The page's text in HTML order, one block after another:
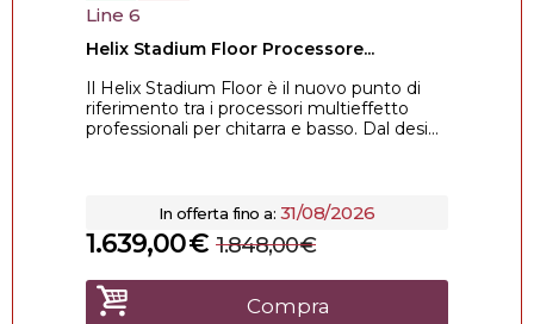
Line 6
Helix Stadium Floor Processore...
Il Helix Stadium Floor è il nuovo punto di
riferimento tra i processori multieffetto
professionali per chitarra e basso. Dal desi...
In offerta fino a: 31/08/2026
€
1.639,00 €
1.848,00
Compra